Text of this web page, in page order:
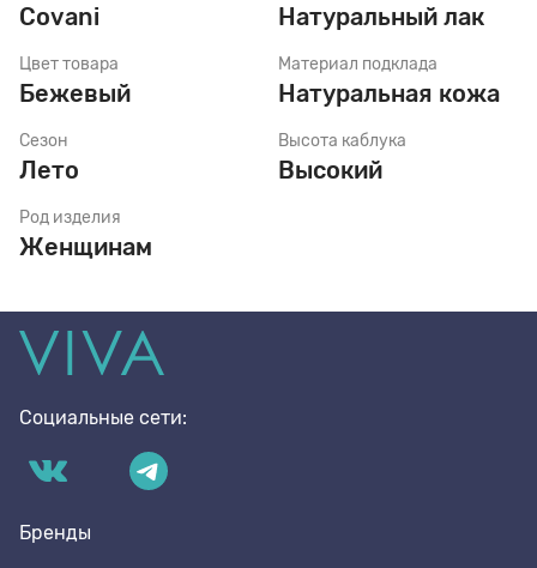
Covani
Цвет товара
Бежевый
Сезон
Лето
Род изделия
Женщинам
Натуральный лак
Материал подклада
Натуральная кожа
Высота каблука
Высокий
Социальные сети:
Бренды
Стельки
Шнурки
Щетки